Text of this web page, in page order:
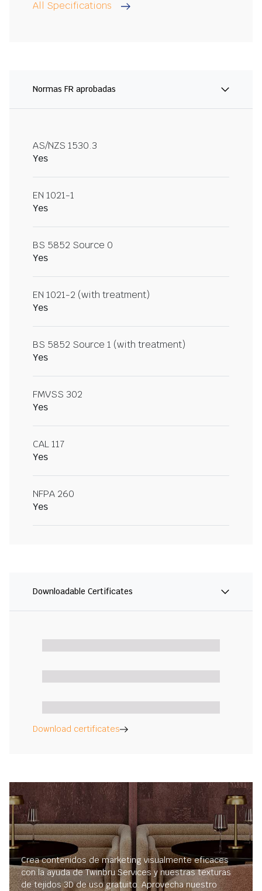
All Specifications
Normas FR aprobadas
AS/NZS 1530.3
Yes
EN 1021-1
Yes
BS 5852 Source 0
Yes
EN 1021-2 (with treatment)
Yes
BS 5852 Source 1 (with treatment)
Yes
FMVSS 302
Yes
CAL 117
Yes
NFPA 260
Yes
Downloadable Certificates
Download certificates
Crea contenidos de marketing visualmente eficaces
con la ayuda de Twinbru Services y nuestras texturas
de tejidos 3D de uso gratuito. Aprovecha nuestro